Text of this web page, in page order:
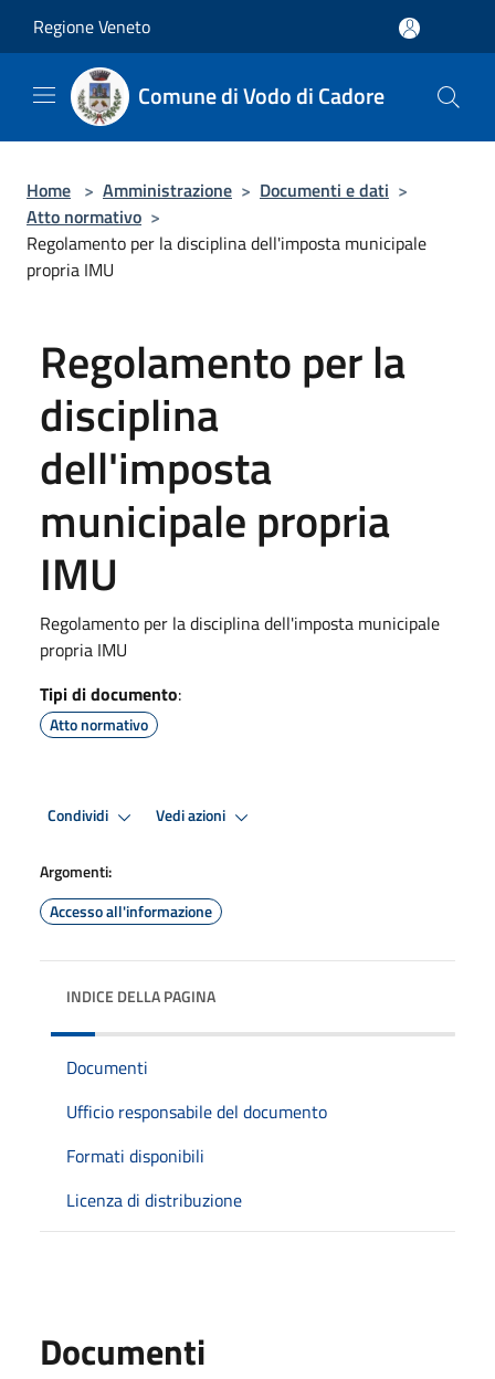
Regione Veneto
Comune di Vodo di Cadore
Home > Amministrazione > Documenti e dati >
Atto normativo >
Regolamento per la disciplina dell'imposta municipale
propria IMU
Regolamento per la
disciplina
dell'imposta
municipale propria
IMU
Regolamento per la disciplina dell'imposta municipale
propria IMU
Tipi di documento:
Atto normativo
Condividi Vedi azioni
Argomenti:
Accesso all'informazione
INDICE DELLA PAGINA
Documenti
Ufficio responsabile del documento
Formati disponibili
Licenza di distribuzione
Documenti